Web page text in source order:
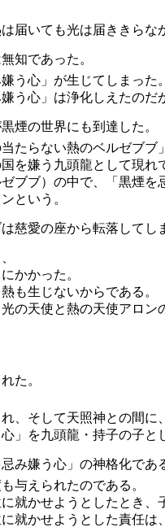
届いても光は届ききらな
知であった。
う心」が生じてしまった。
心」は浄化しえたのだ
煙の世界にも到達した。
らない熱のベルゼブブ
を嫌う九頭龍として現れ
ブブ）の中で、「黒煙
という。
慈愛の座から転落してし
かかった。
も生じないからである。
の天使と熱の天使アロ
た。
そして天照神との間に
を九頭龍・持子の子と
み嫌う心」の神格化であ
与えられたのである。
かせようとしたとき、
就かせようとした責任